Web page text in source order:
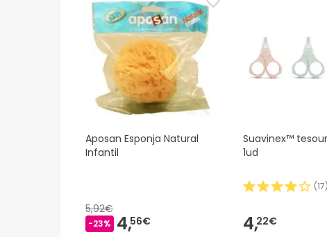
Aposan Esponja Natural
Infantil
5,92€
-23% 4,56€
Suavinex™
1ud
(17)
4,22€